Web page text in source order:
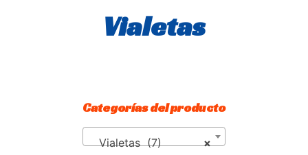
Vialetas
Categorías del producto
×
Vialetas (7)